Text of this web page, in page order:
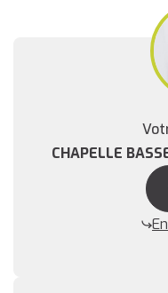
CHAPELLE